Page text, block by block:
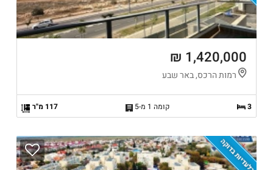
1,420,000 ₪
רמות הרכס, באר שבע
3 קומה 1 מ-5 117 מ"ר
בלעדיות בדוקה